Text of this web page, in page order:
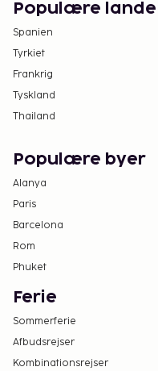
Populære lande
Spanien
Tyrkiet
Frankrig
Tyskland
Thailand
Populære byer
Alanya
Paris
Barcelona
Rom
Phuket
Ferie
Sommerferie
Afbudsrejser
Kombinationsrejser